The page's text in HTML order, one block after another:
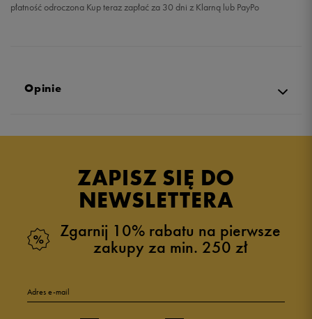
płatność odroczona Kup teraz zapłać za 30 dni z Klarną lub PayPo
Opinie
ZAPISZ SIĘ DO
NEWSLETTERA
Zgarnij 10% rabatu na pierwsze
zakupy za min. 250 zł
Adres e-mail